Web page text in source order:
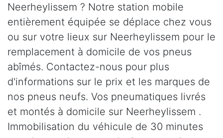
Neerheylissem ? Notre station mobile
entièrement équipée se déplace chez vous
ou sur votre lieux sur Neerheylissem pour le
remplacement à domicile de vos pneus
abîmés. Contactez-nous pour plus
d'informations sur le prix et les marques de
nos pneus neufs. Vos pneumatiques livrés
et montés à domicile sur Neerheylissem .
Immobilisation du véhicule de 30 minutes